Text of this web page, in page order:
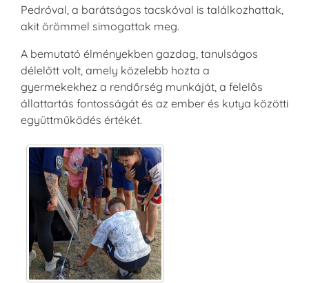
Pedróval, a barátságos tacskóval is találkozhattak,
akit örömmel simogattak meg.
A bemutató élményekben gazdag, tanulságos
délelőtt volt, amely közelebb hozta a
gyermekekhez a rendőrség munkáját, a felelős
állattartás fontosságát és az ember és kutya közötti
együttműködés értékét.